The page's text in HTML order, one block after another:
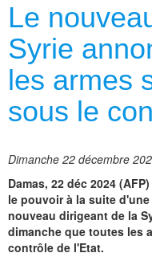
Le
Syrie
les armes
sous le
Dimanche 22 décembre
Damas, 22 déc 2024
le pouvoir à la suite
nouveau dirigeant de la
dimanche que toutes les
contrôle de l'Etat.